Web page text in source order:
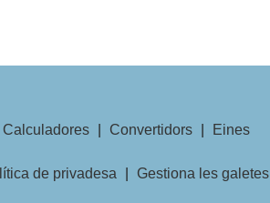
Calculadores Convertidors Eines
de privadesa Gestiona les galetes